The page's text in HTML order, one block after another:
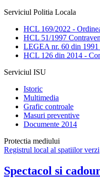
Serviciul Politia Locala
HCL 169/2022 -
HCL 51/1997
LEGEA nr. 60 din 1991
HCL 126 din 2014 -
Serviciul ISU
Istoric
Multimedia
Grafic controale
Masuri preventive
Documente 2014
Protectia mediului
Registrul local al spatiilor verzi
Spectacol si